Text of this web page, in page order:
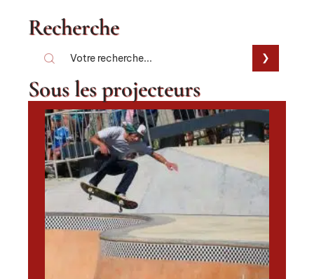
Recherche
Sous les projecteurs